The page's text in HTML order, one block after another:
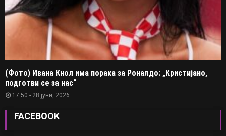
(Фото) Ивана Кнол има порака за Роналдо: „Кристијано,
подготви се за нас“
17:50 - 28 јуни, 2026
FACEBOOK